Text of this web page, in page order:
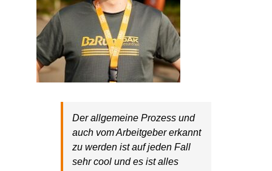
Der allgemeine Prozess und
auch vom Arbeitgeber erkannt
zu werden ist auf jeden Fall
sehr cool und es ist alles